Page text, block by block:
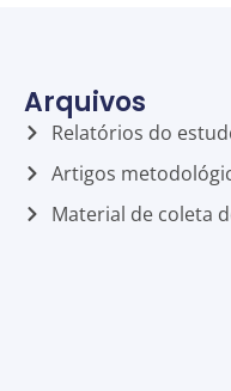
Arquivos
Relatórios do
Artigos
Material de coleta